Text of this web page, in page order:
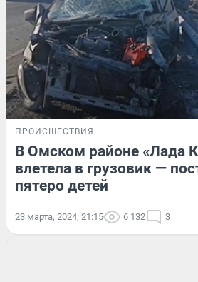
ПРОИСШЕСТВИЯ
В Омском районе «Лада
влетела в грузовик —
пятеро детей
23 марта, 2024, 21:15 6 132 3